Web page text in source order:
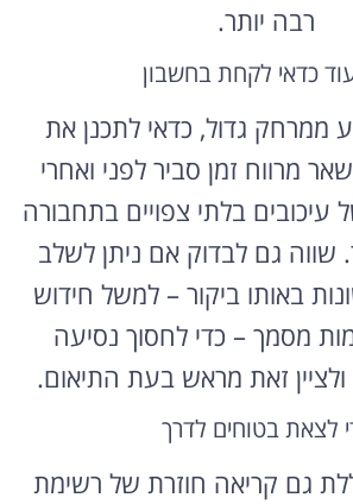
רבה יותר.
כדאי לקחת בחשבון
ממרחק גדול, כדאי לתכנן את
מרווח זמן סביר לפני ואחרי
בלתי צפויים בתחבורה
שווה גם לבדוק אם ניתן לשלב
באותו ביקור – למשל חידוש
מסמך – כדי לחסוך נסיעה
זאת מראש בעת התיאום.
לצאת בטוחים לדרך
גם קריאה חוזרת של רשימת